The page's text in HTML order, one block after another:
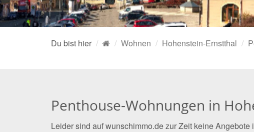
Du bist hier Wohnen Hohenstein-Ernstthal
Penthouse-Wohnungen in
Leider sind auf wunschimmo.de zur Zeit keine